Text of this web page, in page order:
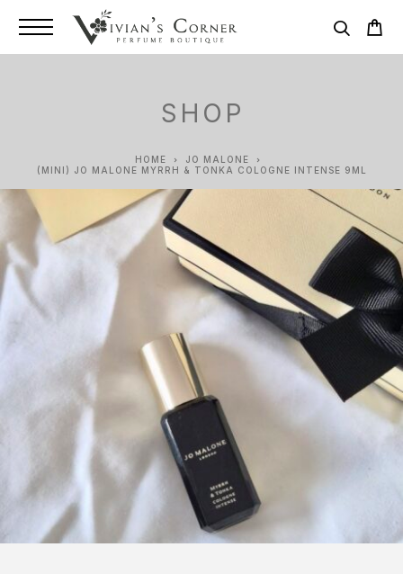
SHOP
HOME
JO MALONE
(MINI) JO MALONE MYRRH & TONKA COLOGNE INTENSE 9ML